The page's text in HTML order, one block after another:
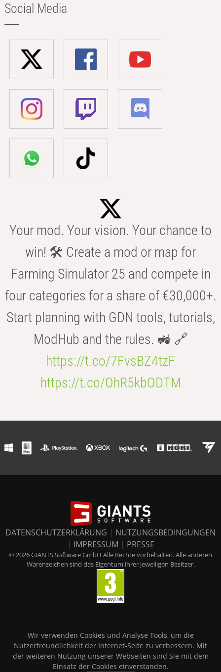
Social Media
Your mod. Your vision. Your chance to
win! 🛠️ Create a mod or map for
Farming Simulator 25 and compete in
four categories for a share of €30,000+.
Start planning with GDN tools, tutorials,
ModHub and the rules. 🚜 🔗
https://t.co/7FvsBZ4tzF
https://t.co/OhR5kbODTM
DATENSCHUTZERKLÄRUNG | NUTZUNGSBEDINGUNGEN
| IMPRESSUM | PRESSE
© 2026 GIANTS Software GmbH Alle Rechte vorbehalten. Alle anderen
Warenzeichen sind das Eigentum ihrer jeweiligen Besitzer.
Wir verwenden Cookies und Analyse Tools, um die
Nutzerfreundlichkeit der Internet-Seite zu verbessern. Mit
der weiteren Nutzung unserer Webseiten sind Sie mit dem
Einsatz der Cookies einverstanden.